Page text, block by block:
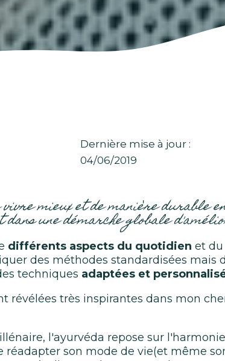
Dernière mise à jour :
04/06/2019
mieux et de manière durable
dans une démarche globale
différents aspects du quotidien et
des méthodes standardisées mais
techniques adaptées et
révélées très inspirantes dans mon
l'ayurvéda repose sur
réadapter son mode de vie(et même